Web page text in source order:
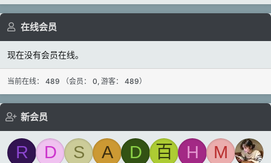
在线会员
现在没有会员在线。
当前在线： 489 （会员： 0, 游客： 489）
新会员
R D S A D 百 H
M